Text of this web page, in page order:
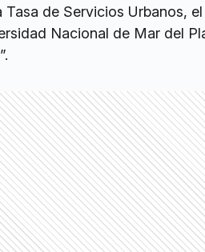
de Servicios Urbanos,
Nacional de Mar del